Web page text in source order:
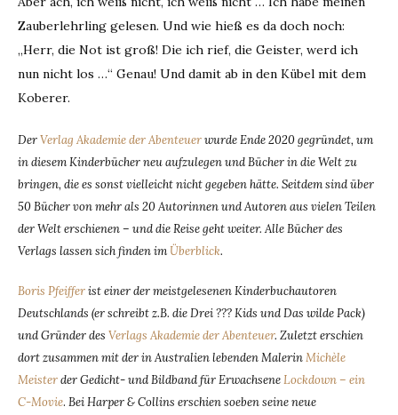
Zauberlehrling gelesen. Und wie hieß es da doch noch:
„Herr, die Not ist groß! Die ich rief, die Geister, werd ich
nun nicht los …“ Genau! Und damit ab in den Kübel mit dem
Koberer.
DerVerlag Akademie der Abenteuerwurde Ende 2020 gegründet, um
in diesem Kinderbücher neu aufzulegen und Bücher in die Welt zu
bringen, die es sonst vielleicht nicht gegeben hätte. Seitdem sind über
50 Bücher von mehr als 20 Autorinnen und Autoren aus vielen Teilen
der Welt erschienen – und die Reise geht weiter. Alle Bücher des
Verlags lassen sich finden imÜberblick.
Boris Pfeifferist einer der meistgelesenen Kinderbuchautoren
Deutschlands (er schreibt z.B. die Drei ??? Kids und Das wilde Pack)
und Gründer des Verlags Akademie der Abenteuer. Zuletzt erschien
dort zusammen mit der in Australien lebenden MalerinMichèle
Meisterder Gedicht- und Bildband für ErwachseneLockdown – ein
C-Movie. Bei Harper & Collins erschien soeben seine neue